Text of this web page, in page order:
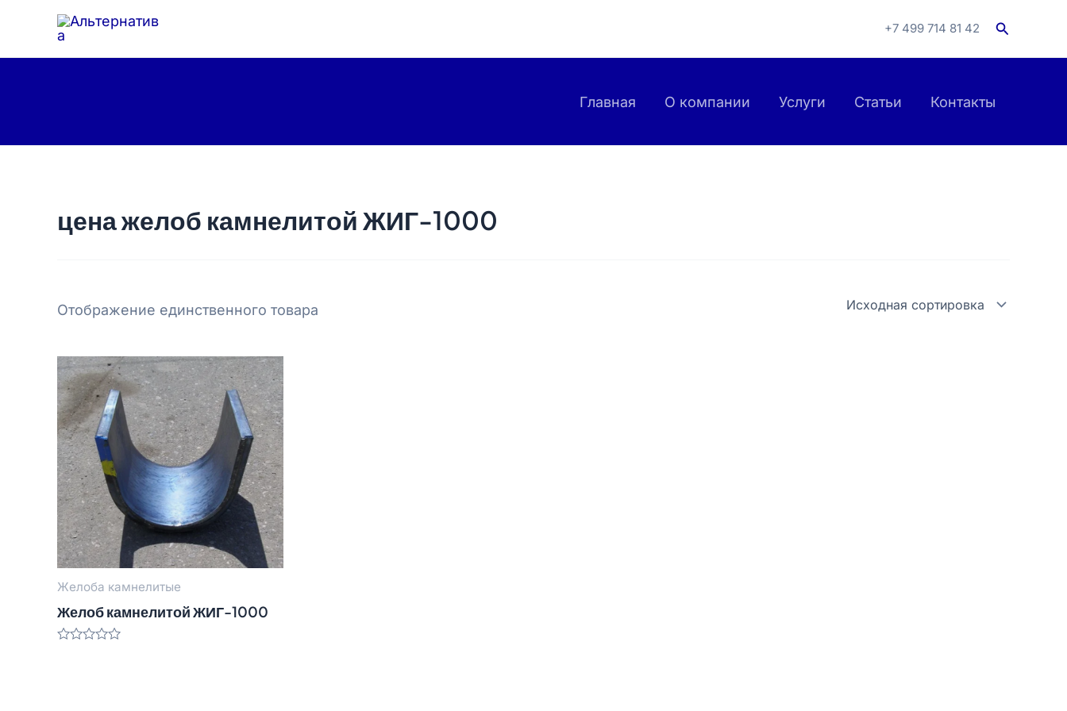
Перейти
содержимому
+7 499 714 81 42 Поиск
Главная О компании Услуги Статьи Контакты
цена желоб камнелитой ЖИГ-1000
Отображение единственного товара
Желоба камнелитые
Желоб камнелитой ЖИГ-1000